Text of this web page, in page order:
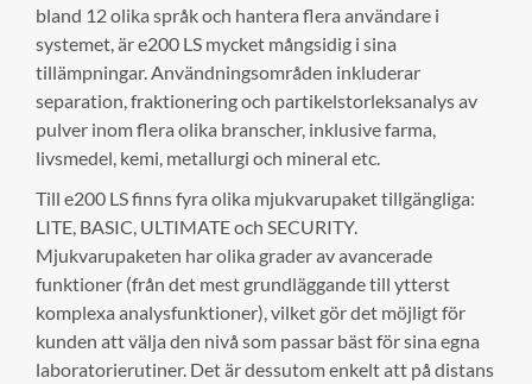
bland 12 olika språk och hantera flera användare i
systemet, är e200 LS mycket mångsidig i sina
tillämpningar. Användningsområden inkluderar
separation, fraktionering och partikelstorleksanalys av
pulver inom flera olika branscher, inklusive farma,
livsmedel, kemi, metallurgi och mineral etc.
Till e200 LS finns fyra olika mjukvarupaket tillgängliga:
LITE, BASIC, ULTIMATE och SECURITY.
Mjukvarupaketen har olika grader av avancerade
funktioner (från det mest grundläggande till ytterst
komplexa analysfunktioner), vilket gör det möjligt för
kunden att välja den nivå som passar bäst för sina egna
laboratorierutiner. Det är dessutom enkelt att på distans